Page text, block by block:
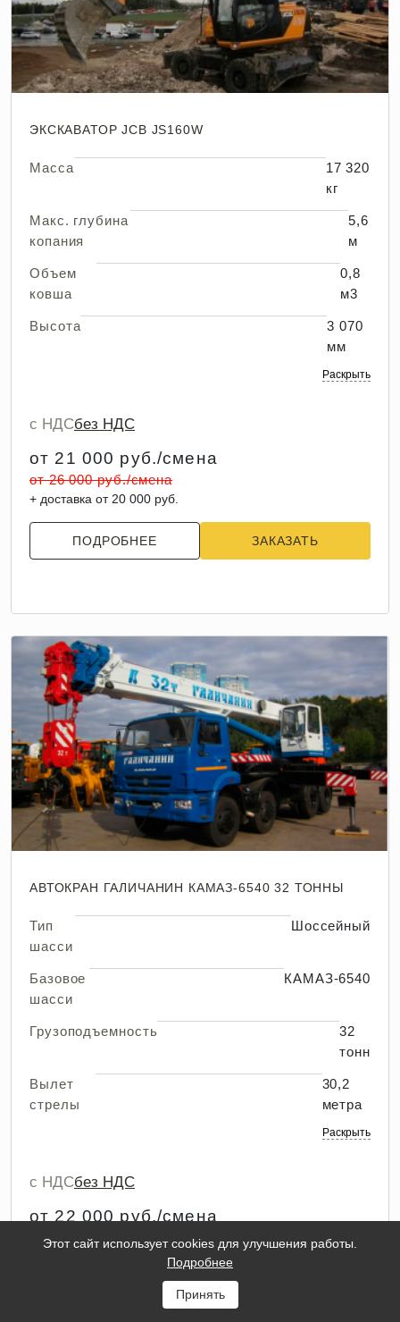
ЭКСКАВАТОР JCB JS160W
Масса
17 320
кг
Макс. глубина
копания
5,6
м
Объем
ковша
0,8
м3
Высота
3 070
мм
Раскрыть
с НДСбез НДС
от 21 000 руб./смена
от 26 000 руб./смена
+ доставка от 20 000 руб.
ПОДРОБНЕЕ ЗАКАЗАТЬ
АВТОКРАН ГАЛИЧАНИН КАМАЗ-6540 32 ТОННЫ
Тип
шасси
Шоссейный
Базовое
шасси
КАМАЗ-6540
Грузоподъемность
32
тонн
Вылет
стрелы
30,2
метра
Раскрыть
с НДСбез НДС
от 22 000 руб./смена
+ доставка от 20 000 руб.
Этот сайт использует cookies для улучшения работы.
Подробнее
Принять